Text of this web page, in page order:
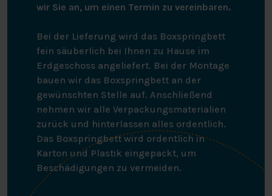
wir Sie an, um einen Termin zu vereinbaren.
Bei der Lieferung wird das Boxspringbett
fein säuberlich bei Ihnen zu Hause im
Erdgeschoss angeliefert. Bei der Montage
bauen wir das Boxspringbett an der
gewünschten Stelle auf. Anschließend
nehmen wir alle Verpackungsmaterialien
zurück und hinterlassen alles ordentlich.
Das Boxspringbett wird ordentlich in
Karton und Plastik eingepackt, um
Beschädigungen zu vermeiden.